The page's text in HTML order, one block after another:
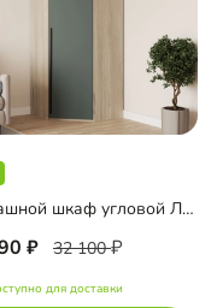
Распашной шкаф угловой Лорэна-900 Премиум
32 100
для доставки